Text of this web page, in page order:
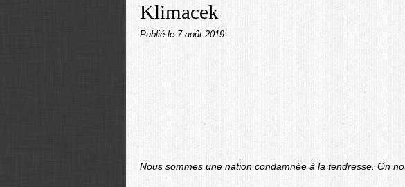
Klimacek
Publié le 7 août 2019
Nous sommes une nation condamnée à la tendresse. On